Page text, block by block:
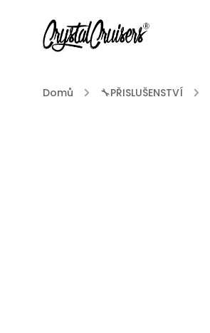
Domů / 🔧PŘISLUŠENSTVÍ /